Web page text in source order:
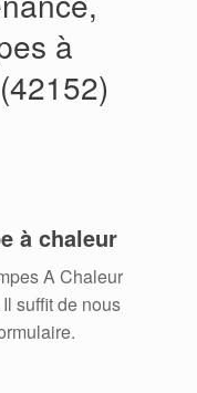
à
à chaleur
A Chaleur
suffit de nous